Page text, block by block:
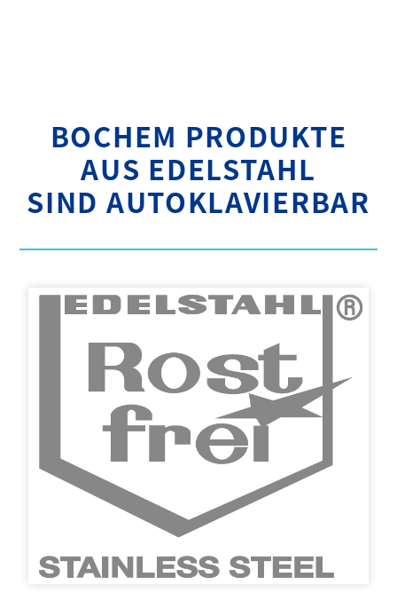
BOCHEM PRODUKTE
AUS EDELSTAHL
SIND AUTOKLAVIERBAR